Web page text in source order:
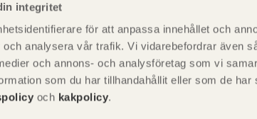
integritet
för att anpassa innehållet och
analysera vår trafik. Vi vidarebefordrar även
och annons- och analysföretag som vi
som du har tillhandahållit eller som de
och kakpolicy.